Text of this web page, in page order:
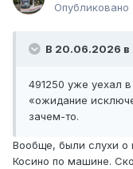
Опубликовано
В 20.06.2026 в
491250 уже уехал
«ожидание
зачем-то.
Вообще, были слухи о
Косино по машине.